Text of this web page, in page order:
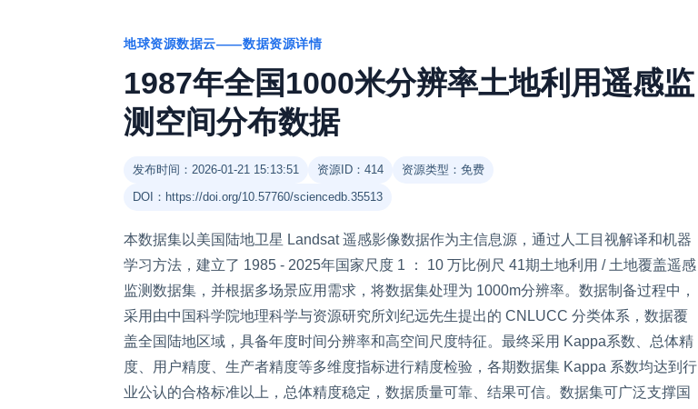
地球资源数据云——数据资源详情
1987年全国1000米分辨率土地利用遥感监
测空间分布数据
发布时间：2026-01-21 15:13:51 资源ID：414
资源类型：免费
DOI：https://doi.org/10.57760/sciencedb.35513
本数据集以美国陆地卫星 Landsat 遥感影像数据作为主信息源，通过人工目视解译和机器
学习方法，建立了 1985 - 2025年国家尺度 1 ： 10 万比例尺 41期土地利用 / 土地覆盖遥感
监测数据集，并根据多场景应用需求，将数据集处理为 1000m分辨率。数据制备过程中，
采用由中国科学院地理科学与资源研究所刘纪远先生提出的 CNLUCC 分类体系，数据覆
盖全国陆地区域，具备年度时间分辨率和高空间尺度特征。最终采用 Kappa系数、总体精
度、用户精度、生产者精度等多维度指标进行精度检验，各期数据集 Kappa 系数均达到行
业公认的合格标准以上，总体精度稳定，数据质量可靠、结果可信。数据集可广泛支撑国